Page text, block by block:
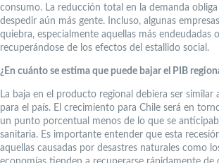
consumo. La reducción total en la demanda obliga
despedir aún más gente. Incluso, algunas
quiebra, especialmente aquellas más endeudadas
recuperándose de los efectos del estallido social.
¿En cuánto se estima que puede bajar el PIB
La baja en el producto regional debiera ser similar
para el país. El crecimiento para Chile será en
un punto porcentual menos de lo que se
sanitaria. Es importante entender que esta
aquellas causadas por desastres naturales como